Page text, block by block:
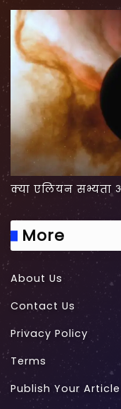
क्या एलियन सभ्यता
More
About Us
Contact Us
Privacy Policy
Terms
Publish Your Article